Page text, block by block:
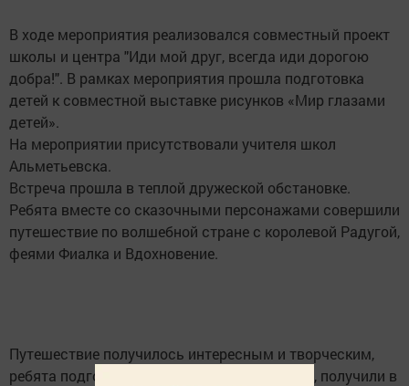
В ходе мероприятия реализовался совместный проект
школы и центра "Иди мой друг, всегда иди дорогою
добра!". В рамках мероприятия прошла подготовка
детей к совместной выставке рисунков «Мир глазами
детей».
На мероприятии присутствовали учителя школ
Альметьевска.
Встреча прошла в теплой дружеской обстановке.
Ребята вместе со сказочными персонажами совершили
путешествие по волшебной стране с королевой Радугой,
феями Фиалка и Вдохновение.
Путешествие получилось интересным и творческим,
ребята подготовились к выставке рисунков, получили в